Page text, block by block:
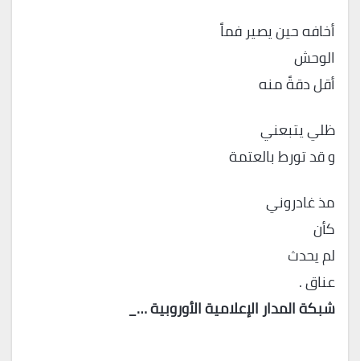
أخافه حين يصير فماً
الوحش
أقل دقةً منه
ظلي يتبعني
و قد تورط بالعتمة
مذ غادروني
كأن
لم يحدث
عناق .
شبكة المدار الإعلامية الأوروبية …_